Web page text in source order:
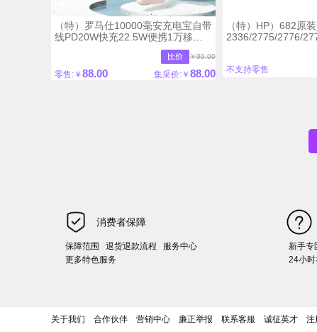
（特）罗马仕10000毫安充电宝自带
线PD20W快充22.5W便携1万移动
￥99.00
零售:￥ 88.00 集采价:￥ 88.00
（特）HP）682原
2336/2775/2776/
不支持零售
消费者保障
保障范围 退货退款流程
服务中心
更多特色服务
新手专
24小时
关于我们 合作伙伴 营销中心 廉正举报 联系客服 诚征英才 注